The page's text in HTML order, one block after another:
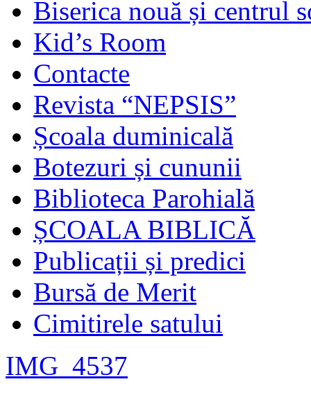
Biserica nouă și centrul
Kid’s Room
Contacte
Revista “NEPSIS”
Școala duminicală
Botezuri și cununii
Biblioteca Parohială
ȘCOALA BIBLICĂ
Publicații și predici
Bursă de Merit
Cimitirele satului
IMG_4537